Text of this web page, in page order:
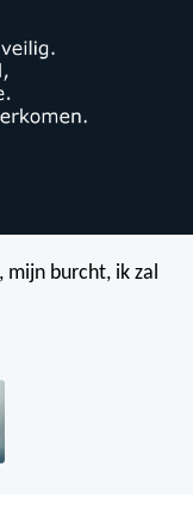
mijn burcht, ik zal